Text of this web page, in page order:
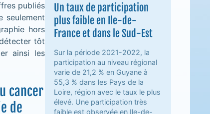
publiés
seulement
hors
tôt
ainsi les
cancer
de
Un taux de participation
plus faible en Ile-de-
France et dans le Sud-Est
Sur la période 2021-2022, la
participation au niveau régional
varie de 21,2 % en Guyane à
55,3 % dans les Pays de la
Loire, région avec le taux le plus
élevé. Une participation très
faible est observée en Ile-de-